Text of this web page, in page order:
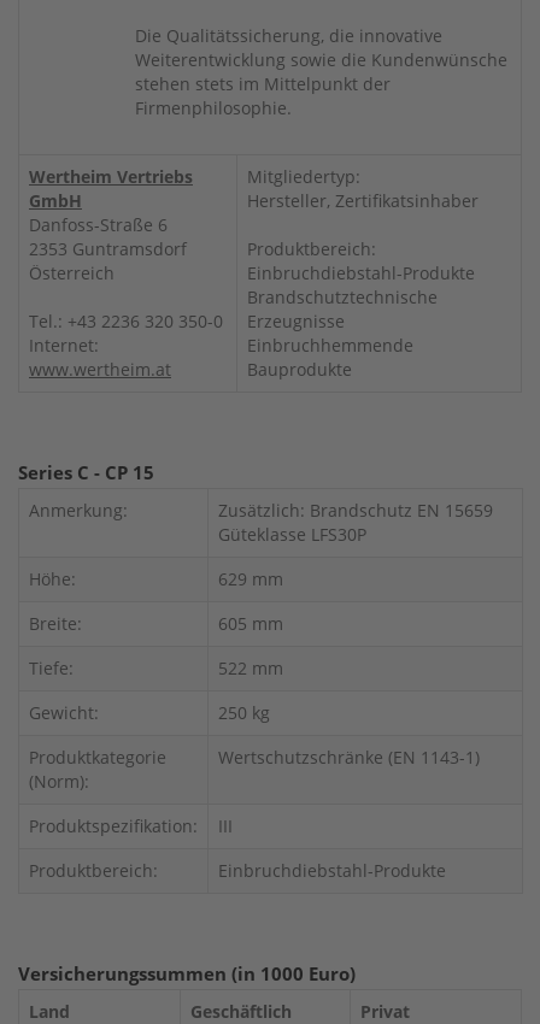
Die Qualitätssicherung, die innovative
Weiterentwicklung sowie die Kundenwünsche
stehen stets im Mittelpunkt der
Firmenphilosophie.
Wertheim Vertriebs
GmbH
Danfoss-Straße 6
2353 Guntramsdorf
Österreich
Tel.: +43 2236 320 350-0
Internet:
www.wertheim.at
Mitgliedertyp:
Hersteller, Zertifikatsinhaber
Produktbereich:
Einbruchdiebstahl-Produkte
Brandschutztechnische
Erzeugnisse
Einbruchhemmende
Bauprodukte
Series C - CP 15
Anmerkung:
Zusätzlich: Brandschutz EN 15659
Güteklasse LFS30P
Höhe:
629 mm
Breite:
605 mm
Tiefe:
522 mm
Gewicht:
250 kg
Produktkategorie
(Norm):
Wertschutzschränke (EN 1143-1)
Produktspezifikation:
III
Produktbereich:
Einbruchdiebstahl-Produkte
Versicherungssummen (in 1000 Euro)
Land Geschäftlich
Privat